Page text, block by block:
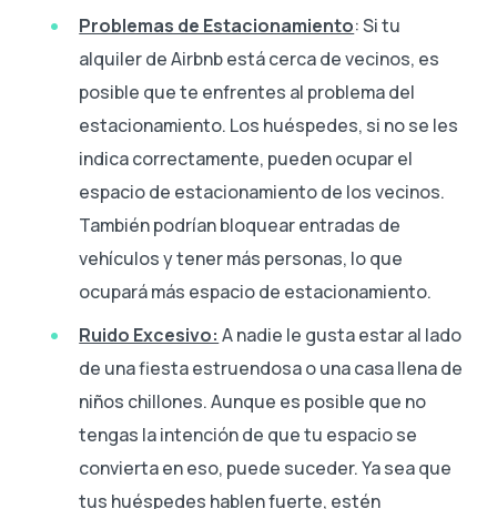
Problemas de Estacionamiento: Si tu
alquiler de Airbnb está cerca de vecinos, es
posible que te enfrentes al problema del
estacionamiento. Los huéspedes, si no se les
indica correctamente, pueden ocupar el
espacio de estacionamiento de los vecinos.
También podrían bloquear entradas de
vehículos y tener más personas, lo que
ocupará más espacio de estacionamiento.
Ruido Excesivo: A nadie le gusta estar al lado
de una fiesta estruendosa o una casa llena de
niños chillones. Aunque es posible que no
tengas la intención de que tu espacio se
convierta en eso, puede suceder. Ya sea que
tus huéspedes hablen fuerte, estén